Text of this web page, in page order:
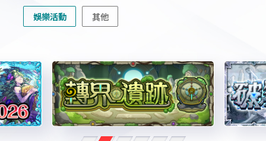
娛樂活動 其他